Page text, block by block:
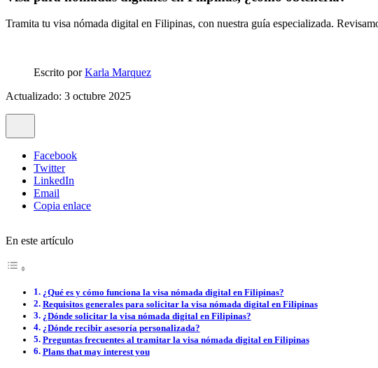
Tramita tu visa nómada digital en Filipinas, con nuestra guía especializada.
Escrito porKarla Marquez
Actualizado: 3 octubre 2025
Facebook
Twitter
LinkedIn
Email
Copia enlace
En este artículo
¿Qué es y cómo funciona la visa nómada digital en Filipinas?
Requisitos generales para solicitar la visa nómada digital en Filipinas
¿Dónde solicitar la visa nómada digital en Filipinas?
¿Dónde recibir asesoría personalizada?
Preguntas frecuentes al tramitar la visa nómada digital en Filipinas
Plans that may interest you